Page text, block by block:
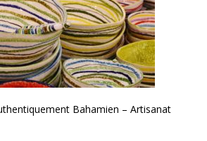
Bahamien – Artisanat